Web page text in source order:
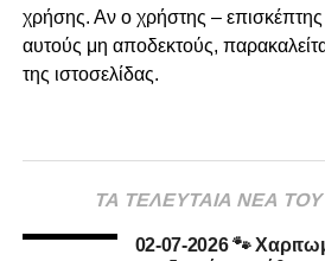
χρήσης. Αν ο χρήστης –
αυτούς μη αποδεκτούς,
της ιστοσελίδας.
ΤΑ ΤΕΛΕΥΤΑΙΑ ΝΕΑ
02-07-2026 🐾